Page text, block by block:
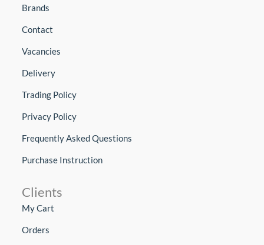
Brands
Contact
Vacancies
Delivery
Trading Policy
Privacy Policy
Frequently Asked Questions
Purchase Instruction
Clients
My Cart
Orders